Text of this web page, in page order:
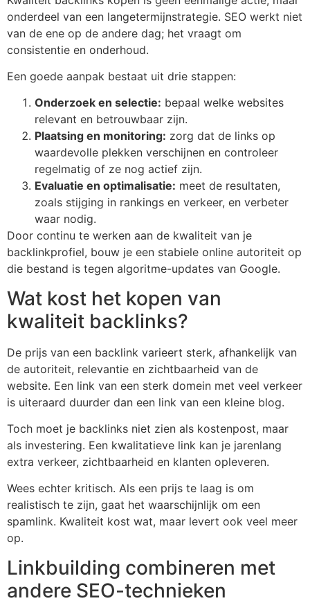
onderdeel van een langetermijnstrategie. SEO werkt niet
van de ene op de andere dag; het vraagt om
consistentie en onderhoud.
Een goede aanpak bestaat uit drie stappen:
Onderzoek en selectie: bepaal welke websites
relevant en betrouwbaar zijn.
Plaatsing en monitoring: zorg dat de links op
waardevolle plekken verschijnen en controleer
regelmatig of ze nog actief zijn.
Evaluatie en optimalisatie: meet de resultaten,
zoals stijging in rankings en verkeer, en verbeter
waar nodig.
Door continu te werken aan de kwaliteit van je
backlinkprofiel, bouw je een stabiele online autoriteit op
die bestand is tegen algoritme-updates van Google.
Wat kost het kopen van
kwaliteit backlinks?
De prijs van een backlink varieert sterk, afhankelijk van
de autoriteit, relevantie en zichtbaarheid van de
website. Een link van een sterk domein met veel verkeer
is uiteraard duurder dan een link van een kleine blog.
Toch moet je backlinks niet zien als kostenpost, maar
als investering. Een kwalitatieve link kan je jarenlang
extra verkeer, zichtbaarheid en klanten opleveren.
Wees echter kritisch. Als een prijs te laag is om
realistisch te zijn, gaat het waarschijnlijk om een
spamlink. Kwaliteit kost wat, maar levert ook veel meer
op.
Linkbuilding combineren met
andere SEO-technieken